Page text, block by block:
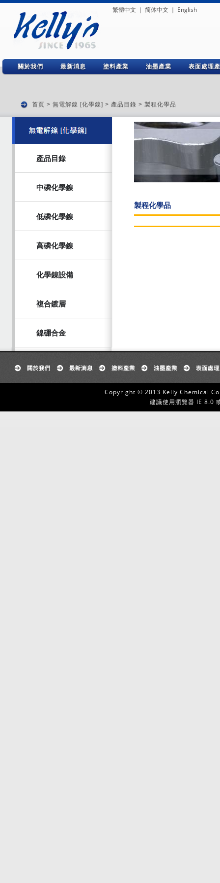
繁體中文 ｜ 简体中文 ｜ English
關於我們 最新消息 塗料產業 油墨產業 表面處理
首頁 > 無電解鎳 [化學鎳] > 產品目錄 > 製程化學品
產品目錄
中磷化學鎳
低磷化學鎳
高磷化學鎳
化學鎳設備
複合鍍層
鎳硼合金
製程化學品
Copyright © 2013 Kelly Chemical
建議使用瀏覽器 IE 8.0